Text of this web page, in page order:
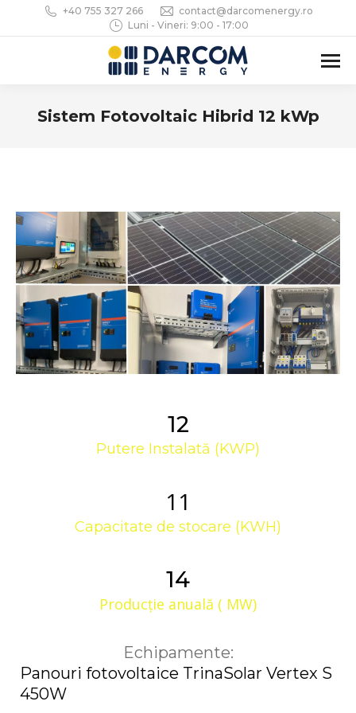
+40 755 327 266
contact@darcomenergy.ro
Luni - Vineri: 9:00 - 17:00
Sistem Fotovoltaic Hibrid 12 kWp
12
Putere Instalată (KWP)
11
Capacitate de stocare (KWH)
14
Producție anuală ( MW)
Echipamente:
Panouri fotovoltaice TrinaSolar Vertex S
450W